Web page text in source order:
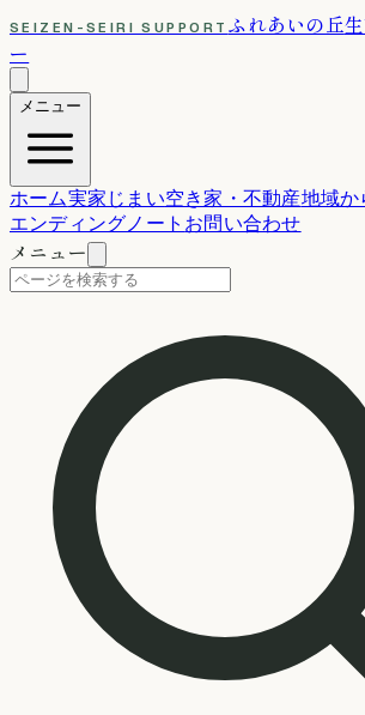
SEIZEN-SEIRI SUPPORT ふれあいの丘
ー
メニュー
ホーム実家じまい空き家・不動産地域か
エンディングノート お問い合わせ
メニュー